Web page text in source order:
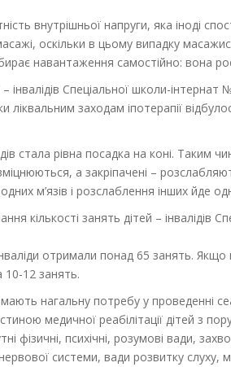
внутрішньої напруги, яка іноді
оскільки в цьому випадку
навантаження самостійно: вона
інвалідів Спеціальної школи-
ліквальним заходам іпотерапії
стала рівна посадка на коні. Таким
а закріпачені –
м’язів і розслаблення інших йде
кількості занять дітей – інвалідів
отримали понад 65 занять.
12 занять.
мають нагальну потребу у проведенні
медичної реабілітації дітей з
фізичні, психічні, розумові вади,
системи, вади розвитку слуху,